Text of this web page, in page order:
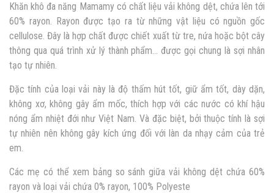
Khăn khô đa năng Mamamy có chất liệu vải không dệt, chứa lên tới
60% rayon. Rayon được tạo ra từ những vật liệu có nguồn gốc
cellulose. Đây là hợp chất được chiết xuất từ tre, nứa hoặc bột cây
thông qua quá trình xử lý thành phẩm… được gọi chung là sợi nhân
tạo tự nhiên.
Đặc tính của loại vải này là độ thấm hút tốt, giữ ẩm tốt, dày dặn,
không xơ, không gây ẩm mốc, thích hợp với các nước có khí hậu
nóng ẩm nhiệt đới như Việt Nam. Và đặc biệt, bởi thuộc tính là sợi
tự nhiên nên không gây kích ứng đối với làn da nhạy cảm của trẻ
em.
Các mẹ có thể xem bảng so sánh giữa vải không dệt chứa 60%
rayon và loại vải chứa 0% rayon, 100% Polyeste